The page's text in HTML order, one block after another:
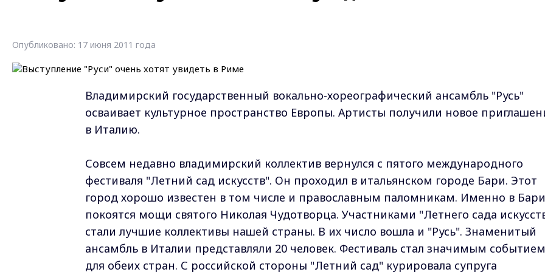
Опубликовано: 17 июня 2011 года
Владимирский государственный вокально-хореографический ансамбль "Русь"
осваивает культурное пространство Европы. Артисты получили новое
в Италию.
Совсем недавно владимирский коллектив вернулся с пятого международного
фестиваля "Летний сад искусств". Он проходил в итальянском городе Бари. Этот
город хорошо известен в том числе и православным паломникам. Именно в Бари
покоятся мощи святого Николая Чудотворца. Участниками "Летнего сада
стали лучшие коллективы нашей страны. В их число вошла и "Русь". Знаменитый
ансамбль в Италии представляли 20 человек. Фестиваль стал значимым событием
для обеих стран. С российской стороны "Летний сад" курировала супруга